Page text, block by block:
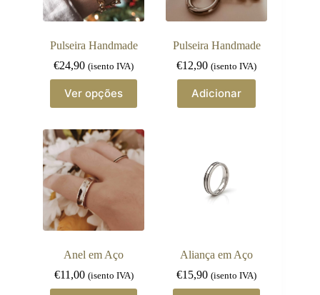
Pulseira Handmade
€24,90 (isento IVA)
Ver opções
product
has
variants.
The
options
may
be
chosen
on
the
page
Pulseira Handmade
€12,90 (isento IVA)
Adicionar
Anel em Aço
€11,00 (isento IVA)
Aliança em Aço
€15,90 (isento IVA)